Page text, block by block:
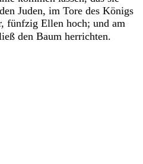
den Juden, im Tore des Königs
, fünfzig Ellen hoch; und am
den Baum herrichten.